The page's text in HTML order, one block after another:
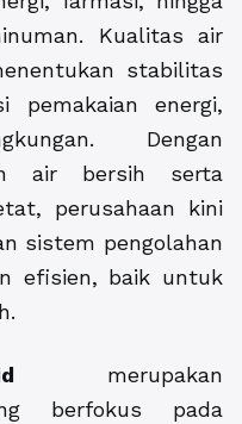
Kualitas air
stabilitas
pemakaian energi,
Dengan
air bersih serta
perusahaan kini
sistem pengolahan
efisien, baik untuk
merupakan
berfokus pada